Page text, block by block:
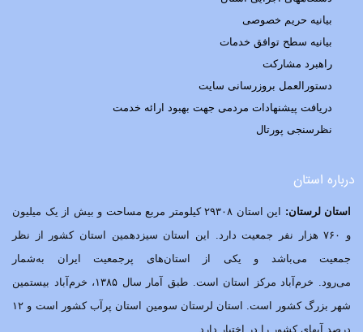
بیانیه حریم خصوصی
بیانیه سطح توافق خدمات
راهبرد مشارکت
دستورالعمل بروزرسانی سایت
دریافت پیشنهادات مردمی جهت بهبود ارائه خدمت
نظرسنجی پورتال
درباره استان
استان لرستان:
این استان ۲۹۳۰۸ کیلومتر مربع مساحت و بیش از یک میلیون
و ۷۶۰ هزار نفر جمعیت دارد. این استان سیزدهمین استان کشور از نظر
جمعیت می‌باشد و یکی از استان‌های پرجمعیت ایران به‌شمار
می‌رود. خرم‌آباد مرکز استان است. طبق آمار سال ۱۳۸۵، خرم‌آباد بیستمین
شهر بزرگ کشور است. استان لرستان سومین استان پرآب کشور است و ۱۲
درصد آبهای کشور را در اختیار دارد.